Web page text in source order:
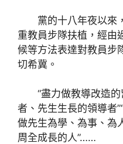
黨的十八年夜以來
重教員步隊扶植，經由
候等方法表達對教員步
切希冀。
“盡力做教導改造
者、先生生長的領導者
做先生為學、為事、為
周全成長的人”……